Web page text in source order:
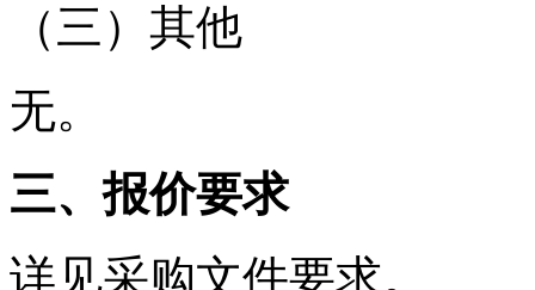
（三）其他
无。
三、报价要求
详见采购文件要求。